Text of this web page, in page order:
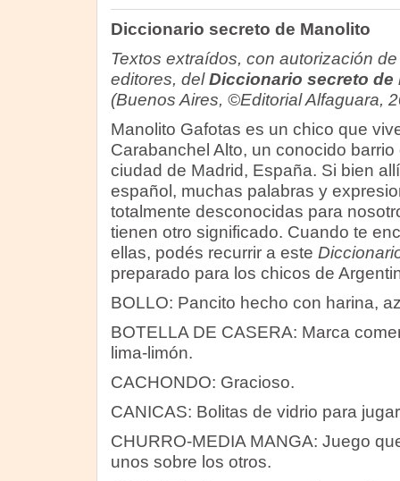
Diccionario secreto de Manolito
Textos extraídos, con autorización
editores, delDiccionario secreto de
(Buenos Aires, ©Editorial Alfaguara,
Manolito Gafotas es un chico que
Carabanchel Alto, un conocido barrio
ciudad de Madrid, España. Si bien
español, muchas palabras y
totalmente desconocidas para
tienen otro significado. Cuando te
ellas, podés recurrir a este
preparado para los chicos de
BOLLO: Pancito hecho con harina,
BOTELLA DE CASERA: Marca
lima-limón.
CACHONDO: Gracioso.
CANICAS: Bolitas de vidrio para
CHURRO-MEDIA MANGA: Juego
unos sobre los otros.